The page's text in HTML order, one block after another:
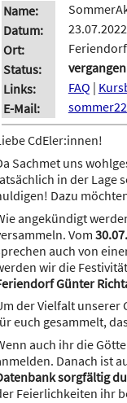
Name
Datum
Ort
Status
vergangen
Links
FAQ |
E-Mail
CdEler:innen!
Sachmet uns
in der Lage
Dazu
angekündigt
Vom 30.07.
auch von
wir die
Günter
der Vielfalt
euch gesammelt,
auch ihr die
Danach ist
sorgfältig
Feierlichkeiten ihr